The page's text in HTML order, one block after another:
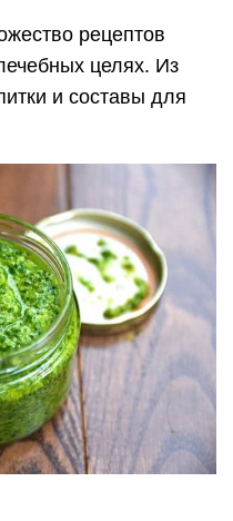
рецептов
целях. Из
и составы для